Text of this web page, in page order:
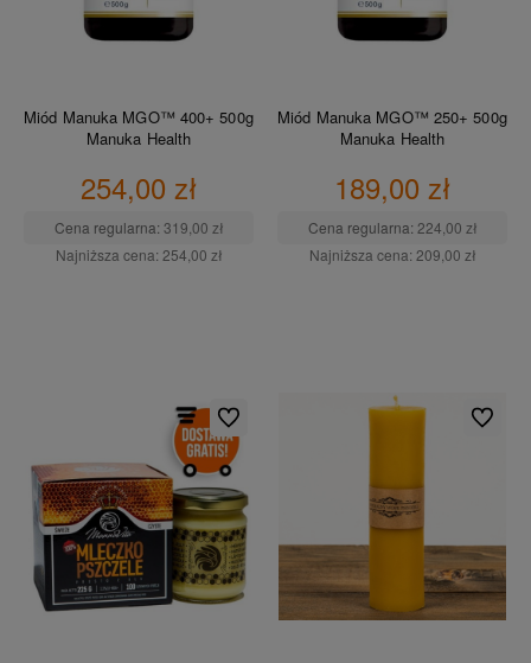
Miód Manuka MGO™ 400+ 500g
Manuka Health
254,00 zł
Cena regularna: 319,00 zł
Najniższa cena: 254,00 zł
Miód Manuka MGO™ 250+ 500g
Manuka Health
189,00 zł
Cena regularna: 224,00 zł
Najniższa cena: 209,00 zł
Do ulubionych Do